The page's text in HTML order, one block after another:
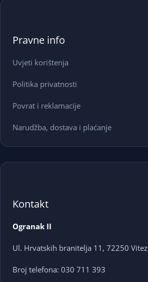
Pravne info
Uvjeti korištenja
Politika privatnosti
Povrat i reklamacije
Narudžba, dostava i plaćanje
Kontakt
Ogranak II
Ul. Hrvatskih branitelja 11, 72250 Vitez
Broj telefona: 030 711 393